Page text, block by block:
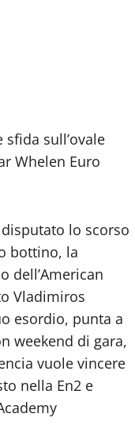
sull’ovale
Whelen Euro
disputato lo scorso
bottino, la
dell’American
Vladimiros
esordio, punta a
weekend di gara,
vuole vincere
nella En2 e